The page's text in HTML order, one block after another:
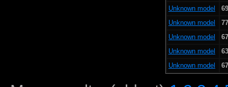
Unknown model
Unknown model
Unknown model
Unknown model
Unknown model